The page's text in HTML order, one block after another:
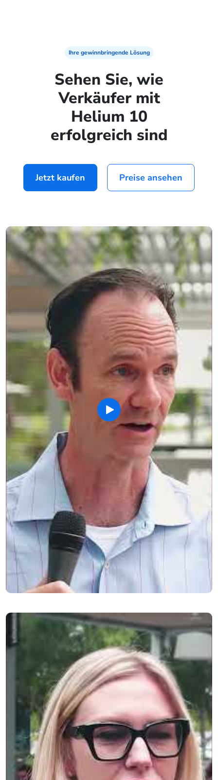
Ihre gewinnbringende Lösung
Sehen Sie, wie
Verkäufer mit
Helium 10
erfolgreich sind
Jetzt kaufen Preise ansehen